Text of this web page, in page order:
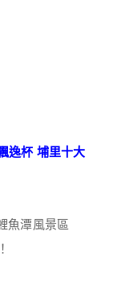
逸杯 埔里十大